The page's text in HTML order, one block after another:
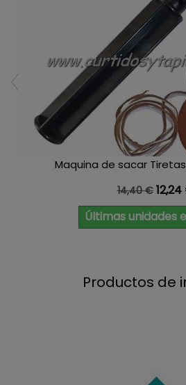
Maquina de sacar
Precio base
14,40 €
Últimas unidades
Productos de